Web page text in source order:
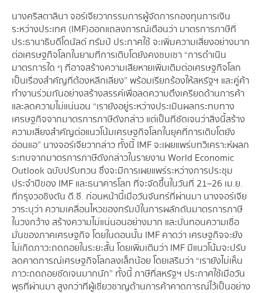
นางคริสตาลินา จอร์เจียวา กรรมการผู้จัดการกองทุนการเงิน
ระหว่างประเทศ (IMF) ออกแถลงการณ์เตือนว่า มาตรการภาษีที่
ประธานาธิบดีโดนัลด์ ทรัมป์ ประกาศใช้ จะเพิ่มความเสี่ยงอย่างมาก
ต่อเศรษฐกิจโลกในยามที่การเติบโตยังคงซบเซา “การดำเนิน
มาตรการใด ๆ ที่อาจสร้างความเสียหายเพิ่มเติมต่อเศรษฐกิจโลก
เป็นเรื่องสำคัญที่ต้องหลีกเลี่ยง” พร้อมเรียกร้องให้สหรัฐฯ และคู่ค้า
ทำงานร่วมกันอย่างสร้างสรรค์เพื่อลดความตึงเครียดด้านการค้า
และลดความไม่แน่นอน “เรายังอยู่ระหว่างประเมินผลกระทบทาง
เศรษฐกิจจากมาตรการภาษีดังกล่าว แต่เป็นที่ชัดเจนว่าสิ่งนี้สร้าง
ความเสี่ยงสำคัญต่อแนวโน้มเศรษฐกิจโลกในยุคที่การเติบโตยัง
อ่อนแอ” นางจอร์เจียวากล่าว ทั้งนี้ IMF จะเผยแพร่บทวิเคราะห์ผลก
ระทบจากมาตรการภาษีดังกล่าวในรายงาน World Economic
Outlook ฉบับปรับทวน ซึ่งจะมีการเผยแพร่ระหว่างการประชุม
ประจำปีของ IMF และธนาคารโลก ที่จะจัดขึ้นในวันที่ 21–26 เม.ย.
ที่กรุงวอชิงตัน ดี.ซี. ก่อนหน้านี้เมื่อวันจันทร์ที่ผ่านมา นางจอร์เจีย
วาระบุว่า ความเคลื่อนไหวของทรัมป์ในการผลักดันมาตรการภาษี
ในวงกว้าง สร้างความไม่แน่นอนอย่างมาก และบั่นทอนความเชื่อ
มั่นของภาคเศรษฐกิจ โดยในตอนนั้น IMF คาดว่า เศรษฐกิจจะยัง
ไม่เกิดภาวะถดถอยในระยะสั้น โดยเพิ่มเติมว่า IMF มีแนวโน้มจะปรับ
ลดคาดการณ์เศรษฐกิจโลกลงเล็กน้อย โดยเสริมว่า “เรายังไม่เห็น
ภาวะถดถอยชัดเจนมากนัก” ทั้งนี้ ภาษีที่สหรัฐฯ ประกาศใช้เมื่อวัน
พุธที่ผ่านมา สูงกว่าที่ผู้เชี่ยวชาญด้านการค้าคาดการณ์ไว้เป็นอย่าง